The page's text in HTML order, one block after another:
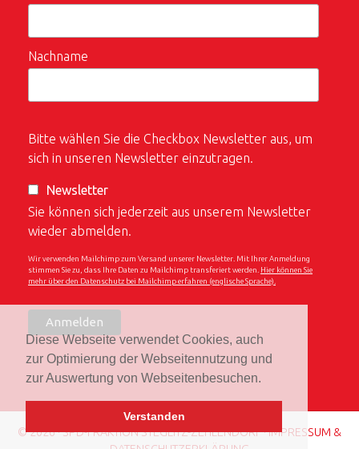
Diese Webseite verwendet Cookies, auch
zur Optimierung der Webseitennutzung und
zur Auswertung von Webseitenbesuchen.
Verstanden
Nachname
Bitte wählen Sie die Checkbox Newsletter aus, um
sich in unseren Newsletter einzutragen.
Newsletter
Sie können sich jederzeit aus unserem Newsletter
wieder abmelden.
Wir verwenden Mailchimp zum Versand unserer Newsletter. Mit Ihrer Anmeldung
stimmen Sie zu, dass Ihre Daten zu Mailchimp transferiert werden. Hier können Sie
mehr über den Datenschutz bei Mailchimp erfahren (englische Sprache).
© 2026 · SPD-FRAKTION STEGLITZ-ZEHLENDORF ·IMPRESSUM &